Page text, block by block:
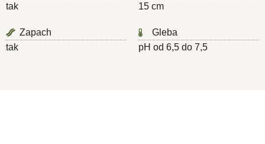
tak
15 cm
Zapach
tak
Gleba
pH od 6,5 do 7,5